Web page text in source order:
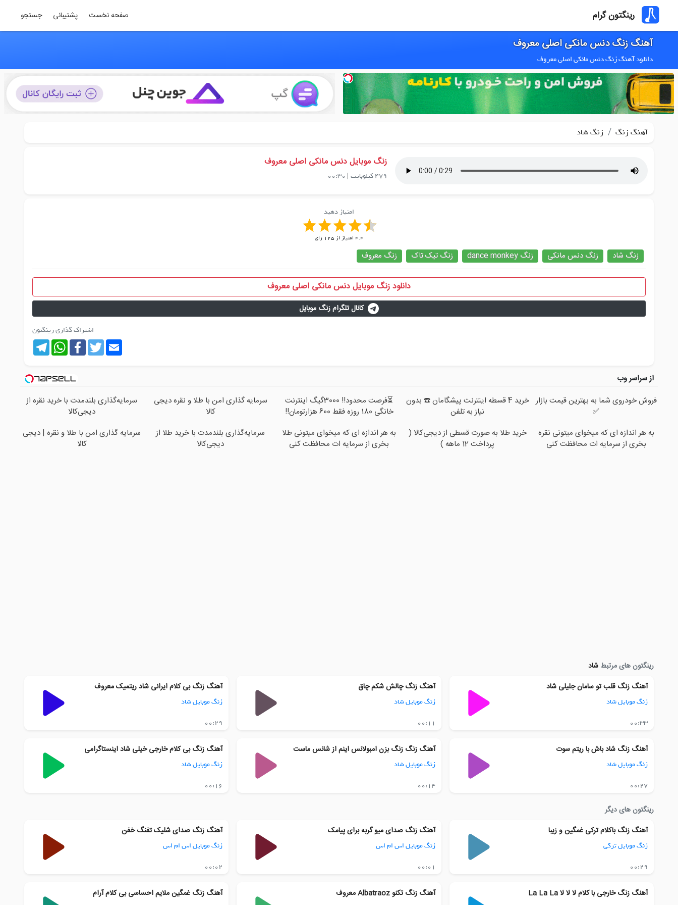
رینگتون گرام صفحه نخست پشتیبانی جستجو
آهنگ زنگ دنس مانکی اصلی معروف
دانلود آهنگ زنگ دنس مانکی اصلی معروف
آهنگ زنگ / زنگ شاد
زنگ موبایل دنس مانکی اصلی معروف
479 کیلوبایت |
00:30
امتیاز دهید
4.4 امتیاز از125 رای
زنگ شاد زنگ دنس مانکی زنگ dance monkey زنگ تیک تاک زنگ معروف
دانلود زنگ موبایل دنس مانکی اصلی معروف
کانال تلگرام زنگ موبایل
اشتراک گذاری رینگتون
Telegram
WhatsAppFacebookTwitterEmail
از سراسر وب
فروش خودروی شما به بهترین قیمت بازار
✅
خرید 4 قسطه اینترنت پیشگامان ☎️ بدون
نیاز به تلفن
⏳فرصت محدود!! 3000گیگ اینترنت
خانگی 180 روزه فقط 600 هزارتومان!!
سرمایه گذاری امن با طلا و نقره دیجی
کالا
سرمایه‌گذاری بلندمدت با خرید نقره از
دیجی‌کالا
به هر اندازه ای که میخوای میتونی نقره
بخری از سرمایه ات محافظت کنی
خرید طلا به صورت قسطی از دیجی‌کالا (
پرداخت 12 ماهه )
به هر اندازه ای که میخوای میتونی طلا
بخری از سرمایه ات محافظت کنی
سرمایه‌گذاری بلندمدت با خرید طلا از
دیجی‌کالا
سرمایه گذاری امن با طلا و نقره | دیجی
کالا
رینگتون های مرتبط شاد
آهنگ زنگ قلب تو سامان جلیلی شاد
زنگ موبایل شاد
00:33
آهنگ زنگ چالش شکم چاق
زنگ موبایل شاد
00:11
آهنگ زنگ بی کلام ایرانی شاد ریتمیک معروف
زنگ موبایل شاد
00:29
آهنگ زنگ شاد باش با ریتم سوت
زنگ موبایل شاد
00:27
آهنگ زنگ زنگ بزن امبولانس اینم از شانس ماست
زنگ موبایل شاد
00:14
آهنگ زنگ بی کلام خارجی خیلی شاد اینستاگرامی
زنگ موبایل شاد
00:16
رینگتون های دیگر
آهنگ زنگ باکلام ترکی غمگین و زیبا
زنگ موبایل ترکی
00:29
آهنگ زنگ صدای میو گربه برای پیامک
زنگ موبایل اس ام اس
00:01
آهنگ زنگ صدای شلیک تفنگ خفن
زنگ موبایل اس ام اس
00:02
آهنگ زنگ خارجی با کلام لا لا لا La La La آهنگ زنگ تکنو Albatraoz معروف آهنگ زنگ غمگین ملایم احساسی بی کلام آرام